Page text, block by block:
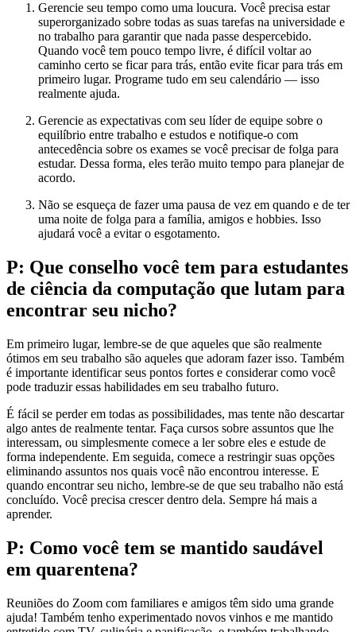
Gerencie seu tempo como uma loucura. Você precisa estar
superorganizado sobre todas as suas tarefas na universidade e
no trabalho para garantir que nada passe despercebido.
Quando você tem pouco tempo livre, é difícil voltar ao
caminho certo se ficar para trás, então evite ficar para trás em
primeiro lugar. Programe tudo em seu calendário — isso
realmente ajuda.
Gerencie as expectativas com seu líder de equipe sobre o
equilíbrio entre trabalho e estudos e notifique-o com
antecedência sobre os exames se você precisar de folga para
estudar. Dessa forma, eles terão muito tempo para planejar de
acordo.
Não se esqueça de fazer uma pausa de vez em quando e de ter
uma noite de folga para a família, amigos e hobbies. Isso
ajudará você a evitar o esgotamento.
P: Que conselho você tem para estudantes
de ciência da computação que lutam para
encontrar seu nicho?
Em primeiro lugar, lembre-se de que aqueles que são realmente
ótimos em seu trabalho são aqueles que adoram fazer isso. Também
é importante identificar seus pontos fortes e considerar como você
pode traduzir essas habilidades em seu trabalho futuro.
É fácil se perder em todas as possibilidades, mas tente não descartar
algo antes de realmente tentar. Faça cursos sobre assuntos que lhe
interessam, ou simplesmente comece a ler sobre eles e estude de
forma independente. Em seguida, comece a restringir suas opções
eliminando assuntos nos quais você não encontrou interesse. E
quando encontrar seu nicho, lembre-se de que seu trabalho não está
concluído. Você precisa crescer dentro dela. Sempre há mais a
aprender.
P: Como você tem se mantido saudável
em quarentena?
Reuniões do Zoom com familiares e amigos têm sido uma grande
ajuda! Também tenho experimentado novos vinhos e me mantido